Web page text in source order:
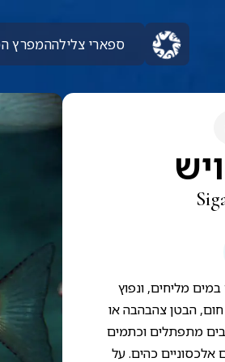
ספארי צלילההמפרץ
מליחים, ונפוץ
חום, הבטן צהבהבה או
מתפתלים וכתמים
אלכסוניים כהים. על